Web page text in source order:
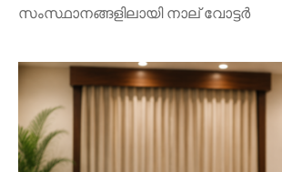
സംസ്ഥാനങ്ങളിലായി നാല് വോട്ടർ